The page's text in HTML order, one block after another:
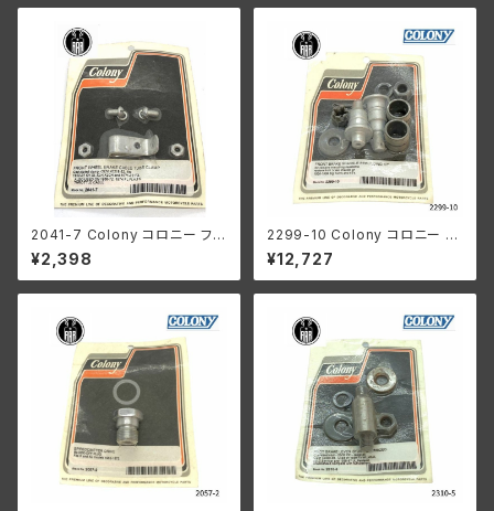
2041-7 Colony コロニー フロ
ント ホイール ブレーキ ケーブ
ル チューブクランプ 1952-72
年 KH XL XLH XLCH 1968-7
¥2,398
2299-10 Colony コロニー フ
ロントブレーキ シャックル リビ
ルドキット ハーレーダビッドソン
Harley-Davidson 1936-19
¥12,727